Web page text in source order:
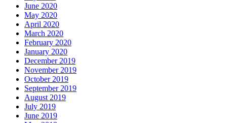
June 2020
May 2020
April 2020
March 2020
February 2020
January 2020
December 2019
November 2019
October 2019
September 2019
August 2019
July 2019
June 2019